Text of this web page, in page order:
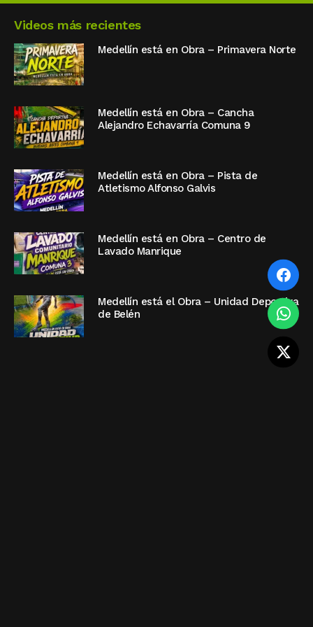
Videos más recientes
Medellín está en Obra – Primavera Norte
Medellín está en Obra – Cancha
Alejandro Echavarría Comuna 9
Medellín está en Obra – Pista de
Atletismo Alfonso Galvis
Medellín está en Obra – Centro de
Lavado Manrique
Medellín está el Obra – Unidad Deportiva
de Belén